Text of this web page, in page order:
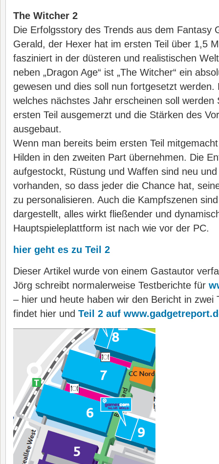
The Witcher 2
Die Erfolgsstory des Trends aus dem Fantasy
Gerald, der Hexer hat im ersten Teil über 1,5
fasziniert in der düsteren und realistischen
neben „Dragon Age“ ist „The Witcher“ ein
gewesen und dies soll nun fortgesetzt werden.
welches nächstes Jahr erscheinen soll werden
ersten Teil ausgemerzt und die Stärken des
ausgebaut.
Wenn man bereits beim ersten Teil
Hilden in den zweiten Part übernehmen. Die
aufgestockt, Rüstung und Waffen sind neu
vorhanden, so dass jeder die Chance hat,
zu personalisieren. Auch die Kampfszenen
dargestellt, alles wirkt fließender und
Hauptspieleplattform ist nach wie vor der PC.
hier geht es zu Teil 2
Dieser Artikel wurde von einem Gastautor
Jörg schreibt normalerweise Testberichte für
– hier und heute haben wir den Bericht in zwei
findet hier und Teil 2 auf